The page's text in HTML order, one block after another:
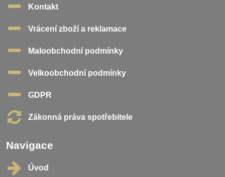
Kontakt
Vrácení zboží a reklamace
Maloobchodní podmínky
Velkoobchodní podmínky
GDPR
Zákonná práva spotřebitele
Navigace
Úvod